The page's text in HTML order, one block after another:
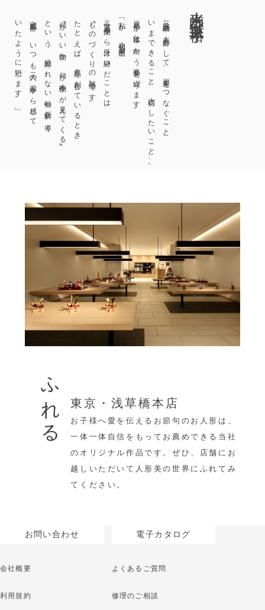
人形師 三世・原裕子
三世継承の人形師として、歴史をつなぐこと、
いまできること、大切にしたいこと…。
原裕子が仕事に向かう姿勢を綴ります。
「私が、初代・原米洲と
二世・原孝洲から受け継いだことは、
〝ものづくりの感性〟です。
たとえば、作品を創作しているとき、
〝何がいい物か、何が本物かが見えてくる〟
という、絶対ぶれない軸や正解へ導く
完成図を、いつも二人の背中から感じて
いたように思います。」
ふれる 東京・浅草橋本店
お子様へ愛を伝えるお節句のお人形は、
一体一体自信をもってお薦めできる当社
のオリジナル作品です。ぜひ、店舗にお
越しいただいて人形美の世界にふれてみ
てください。
お問い合わせ 電子カタログ
会社概要
利用規約
よくあるご質問
修理のご相談